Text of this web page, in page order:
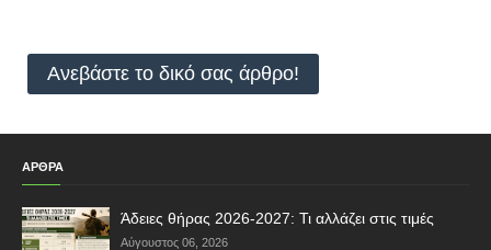
Ανεβάστε το δικό σας άρθρο!
ΑΡΘΡΑ
Άδειες θήρας 2026-2027: Τι αλλάζει στις τιμές
Αύγουστος 06, 2026